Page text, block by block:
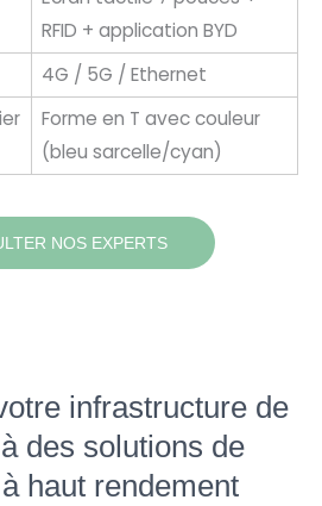
RFID + application BYD
4G / 5G / Ethernet
Forme en T avec couleur
(bleu sarcelle/cyan)
NOS EXPERTS
infrastructure de
des solutions de
haut rendement